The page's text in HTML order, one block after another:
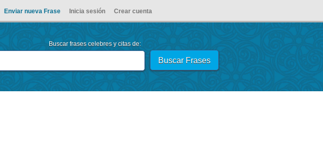
Enviar nueva Frase Inicia sesión Crear cuenta
Buscar frases celebres y citas de: